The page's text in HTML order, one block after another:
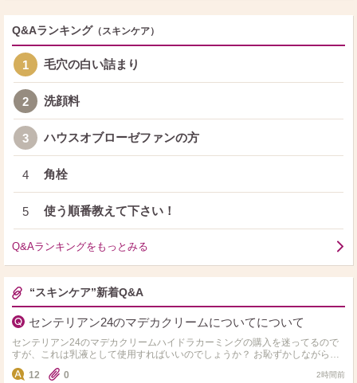
Q&Aランキング （スキンケア）
1 毛穴の白い詰まり
2 洗顔料
3 ハウスオブローゼファンの方
4 角栓
5 使う順番教えて下さい！
Q&Aランキングをもっとみる
“スキンケア”新着Q&A
センテリアン24のマデカクリームについてについて
センテリアン24のマデカクリームハイドラカーミングの購入を迷ってるので
すが、これは乳液として使用すればいいのでしょうか？ お恥ずかしながら乳
液とクリームの違いがいまいちわからず、夜などに使用して…
12 0 2時間前